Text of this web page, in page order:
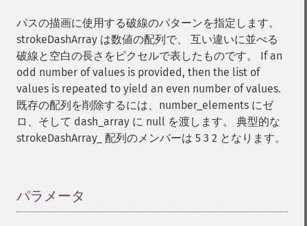
パスの描画に使用する破線のパターンを指定します。
strokeDashArray は数値の配列で、 互い違いに並べる
破線と空白の長さをピクセルで表したものです。 If an
odd number of values is provided, then the list of
values is repeated to yield an even number of values.
既存の配列を削除するには、number_elements にゼ
ロ、そして dash_array に null を渡します。 典型的な
strokeDashArray_ 配列のメンバーは 5 3 2 となります。
パラメータ